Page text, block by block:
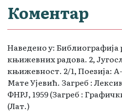
Коментар
Наведено у: Библиографија
књижевних радова. 2,
књижевност. 2/1, Поезија:
Мате Ујевић. Загреб :
ФНРЈ, 1959 (Загреб :
(Лат.)